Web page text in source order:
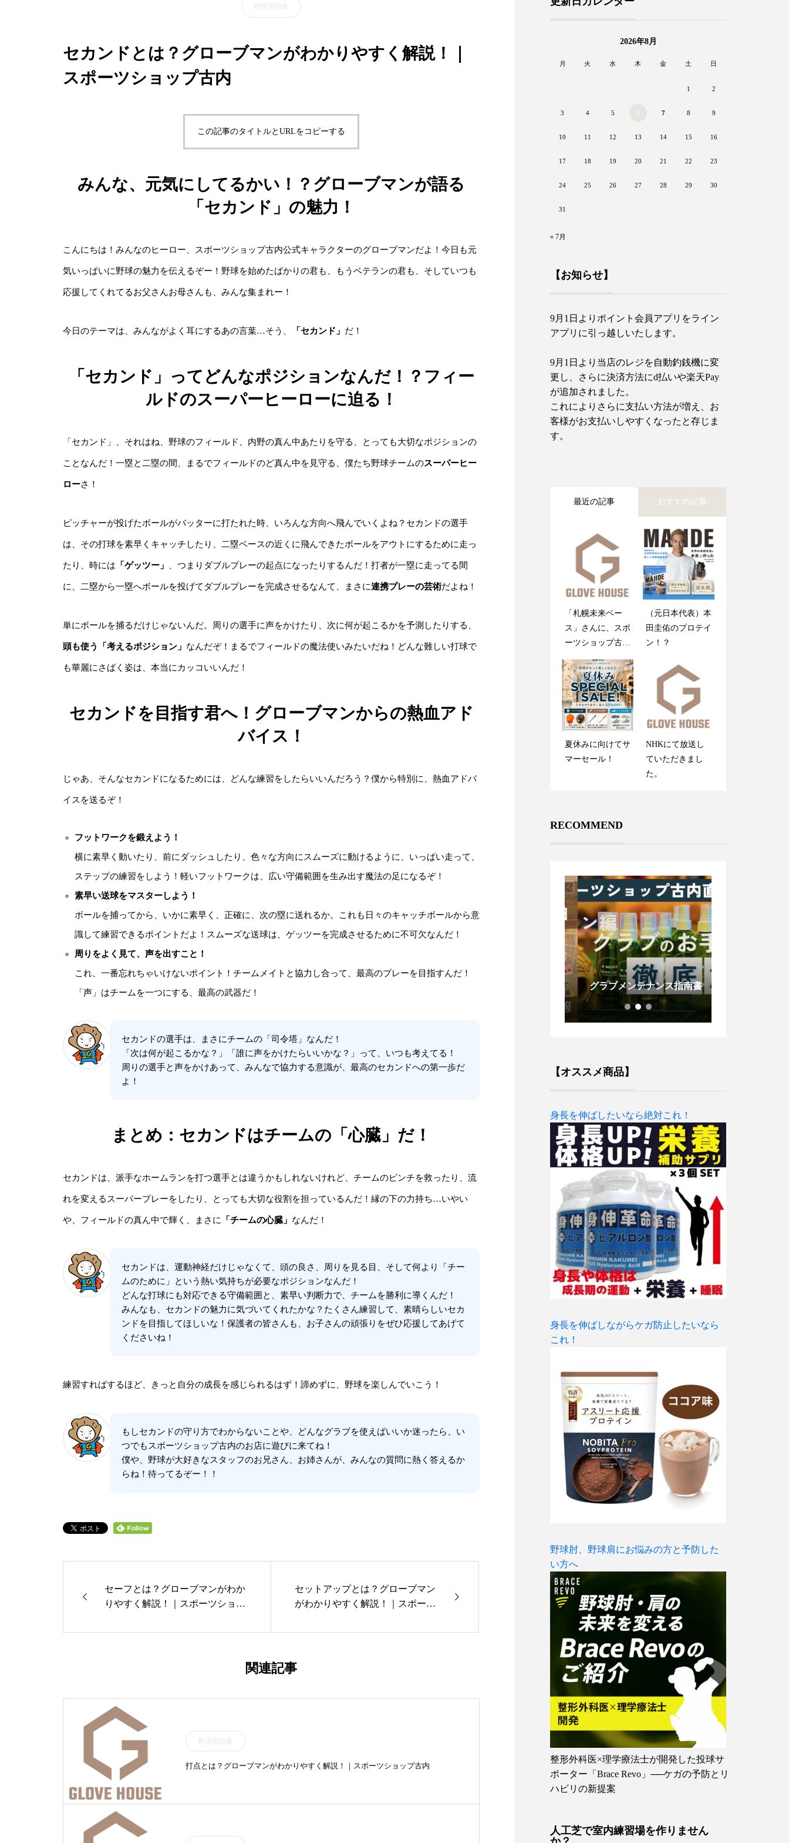
野球用語集
セカンドとは？グローブマンがわかりやすく解説！｜
スポーツショップ古内
この記事のタイトルとURLをコピーする
みんな、元気にしてるかい！？グローブマンが語る
「セカンド」の魅力！
こんにちは！みんなのヒーロー、スポーツショップ古内公式キャラクターのグローブマンだよ！今日も元
気いっぱいに野球の魅力を伝えるぞー！野球を始めたばかりの君も、もうベテランの君も、そしていつも
応援してくれてるお父さんお母さんも、みんな集まれー！
今日のテーマは、みんながよく耳にするあの言葉…そう、 「セカンド」 だ！
「セカンド」ってどんなポジションなんだ！？フィー
ルドのスーパーヒーローに迫る！
「セカンド」、それはね、野球のフィールド、内野の真ん中あたりを守る、とっても大切なポジションの
ことなんだ！一塁と二塁の間、まるでフィールドのど真ん中を見守る、僕たち野球チームのスーパーヒー
ローさ！
ピッチャーが投げたボールがバッターに打たれた時、いろんな方向へ飛んでいくよね？セカンドの選手
は、その打球を素早くキャッチしたり、二塁ベースの近くに飛んできたボールをアウトにするために走っ
たり、時には 「ゲッツー」 、つまりダブルプレーの起点になったりするんだ！打者が一塁に走ってる間
に、二塁から一塁へボールを投げてダブルプレーを完成させるなんて、まさに連携プレーの芸術だよね！
単にボールを捕るだけじゃないんだ。周りの選手に声をかけたり、次に何が起こるかを予測したりする、
頭も使う「考えるポジション」 なんだぞ！まるでフィールドの魔法使いみたいだね！どんな難しい打球で
も華麗にさばく姿は、本当にカッコいいんだ！
セカンドを目指す君へ！グローブマンからの熱血アド
バイス！
じゃあ、そんなセカンドになるためには、どんな練習をしたらいいんだろう？僕から特別に、熱血アドバ
イスを送るぞ！
フットワークを鍛えよう！
横に素早く動いたり、前にダッシュしたり、色々な方向にスムーズに動けるように、いっぱい走って、
ステップの練習をしよう！軽いフットワークは、広い守備範囲を生み出す魔法の足になるぞ！
素早い送球をマスターしよう！
ボールを捕ってから、いかに素早く、正確に、次の塁に送れるか。これも日々のキャッチボールから意
識して練習できるポイントだよ！スムーズな送球は、ゲッツーを完成させるために不可欠なんだ！
周りをよく見て、声を出すこと！
これ、一番忘れちゃいけないポイント！チームメイトと協力し合って、最高のプレーを目指すんだ！
「声」はチームを一つにする、最高の武器だ！
セカンドの選手は、まさにチームの「司令塔」なんだ！
「次は何が起こるかな？」「誰に声をかけたらいいかな？」って、いつも考えてる！
周りの選手と声をかけあって、みんなで協力する意識が、最高のセカンドへの第一歩だ
よ！
まとめ：セカンドはチームの「心臓」だ！
セカンドは、派手なホームランを打つ選手とは違うかもしれないけれど、チームのピンチを救ったり、流
れを変えるスーパープレーをしたり、とっても大切な役割を担っているんだ！縁の下の力持ち…いやい
や、フィールドの真ん中で輝く、まさに 「チームの心臓」 なんだ！
セカンドは、運動神経だけじゃなくて、頭の良さ、周りを見る目、そして何より「チー
ムのために」という熱い気持ちが必要なポジションなんだ！
どんな打球にも対応できる守備範囲と、素早い判断力で、チームを勝利に導くんだ！
みんなも、セカンドの魅力に気づいてくれたかな？たくさん練習して、素晴らしいセカ
ンドを目指してほしいな！保護者の皆さんも、お子さんの頑張りをぜひ応援してあげて
くださいね！
練習すればするほど、きっと自分の成長を感じられるはず！諦めずに、野球を楽しんでいこう！
もしセカンドの守り方でわからないことや、どんなグラブを使えばいいか迷ったら、い
つでもスポーツショップ古内のお店に遊びに来てね！
僕や、野球が大好きなスタッフのお兄さん、お姉さんが、みんなの質問に熱く答えるか
らね！待ってるぞー！！
セーフとは？グローブマンがわか
りやすく解説！｜スポーツショッ
セットアップとは？グローブマン
がわかりやすく解説！｜スポーツ
関連記事
野球用語集
打点とは？グローブマンがわかりやすく解説！｜スポーツショップ古内
2026年8月
月 火 水 木 金 土 日
1 2
3 4 5 6 7 8 9
10 11 12 13 14 15 16
17 18 19 20 21 22 23
24 25 26 27 28 29 30
31
« 7月
【お知らせ】
9月1日よりポイント会員アプリをライン
アプリに引っ越しいたします。
9月1日より当店のレジを自動釣銭機に変
更し、さらに決済方法にd払いや楽天Pay
が追加されました。
これによりさらに支払い方法が増え、お
客様がお支払いしやすくなったと存じま
す。
最近の記事 おすすめ記事
「札幌未来ベー
ス」さんに、スポ
ーツショップ古内
を紹介していただ
きました
（元日本代表）本
田圭佑のプロテイ
ン！？
夏休みに向けてサ
マーセール！
NHKにて放送し
ていただきまし
た。
創業感謝祭2025開
催のお知らせ
木製バットが折れ
ても心配しない
で！
グラブメンテナン
ス指南書
RECOMMEND
木製バットが折れても心配し
創業感謝祭2025開催のお知ら
グラブメンテナンス指南書
【オススメ商品】
身長を伸ばしたいなら絶対これ！
身長を伸ばしながらケガ防止したいなら
これ！
野球肘、野球肩にお悩みの方と予防した
い方へ
整形外科医×理学療法士が開発した投球サ
ポーター「Brace Revo」──ケガの予防とリ
ハビリの新提案
人工芝で室内練習場を作りません